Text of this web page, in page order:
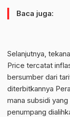
Baca juga:
Selanjutnya,
Price tercatat
bersumber dari
diterbitkannya
mana subsidi
penumpang